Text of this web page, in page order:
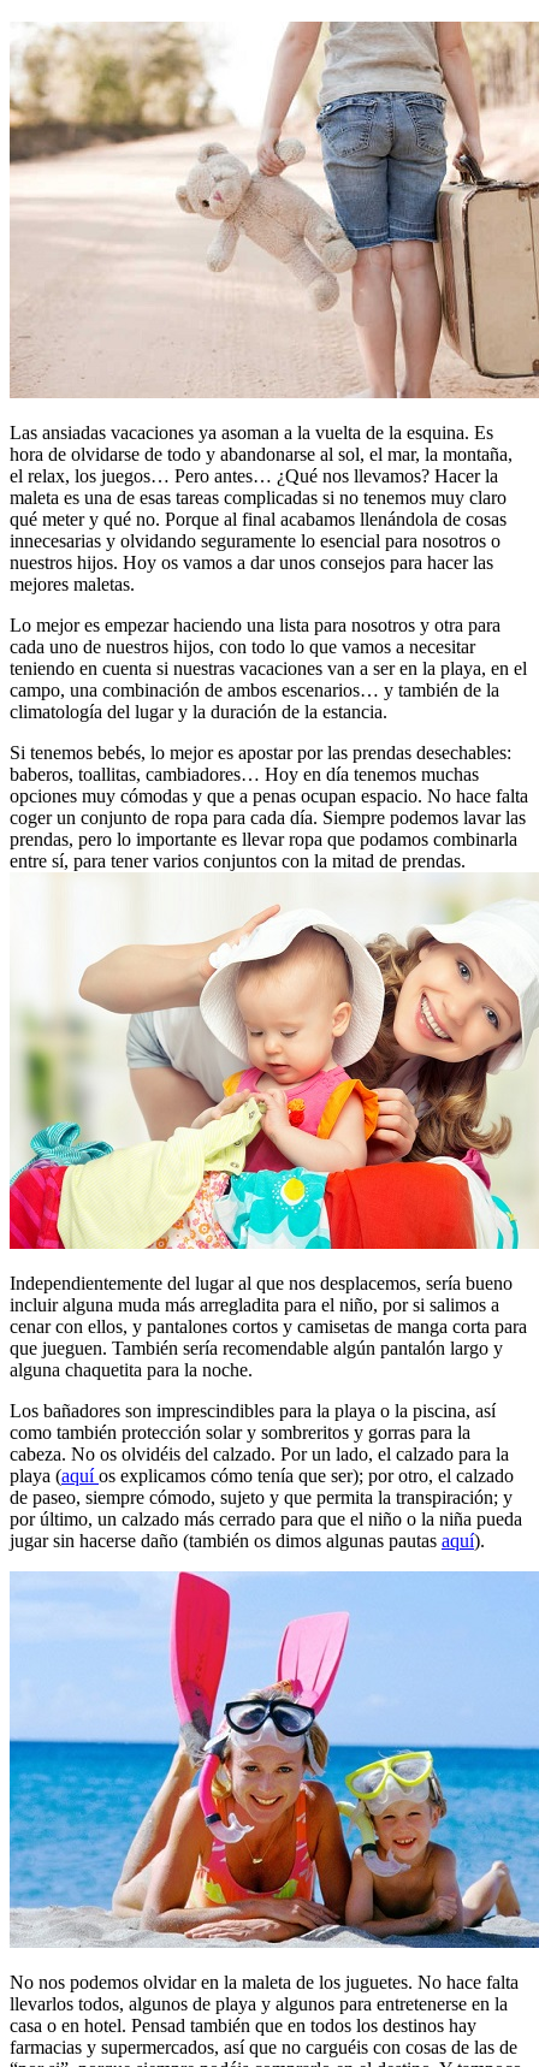
Las ansiadas vacaciones ya asoman a la vuelta de la esquina. Es
hora de olvidarse de todo y abandonarse al sol, el mar, la montaña,
el relax, los juegos… Pero antes… ¿Qué nos llevamos? Hacer la
maleta es una de esas tareas complicadas si no tenemos muy claro
qué meter y qué no. Porque al final acabamos llenándola de cosas
innecesarias y olvidando seguramente lo esencial para nosotros o
nuestros hijos. Hoy os vamos a dar unos consejos para hacer las
mejores maletas.
Lo mejor es empezar haciendo una lista para nosotros y otra para
cada uno de nuestros hijos, con todo lo que vamos a necesitar
teniendo en cuenta si nuestras vacaciones van a ser en la playa, en el
campo, una combinación de ambos escenarios… y también de la
climatología del lugar y la duración de la estancia.
Si tenemos bebés, lo mejor es apostar por las prendas desechables:
baberos, toallitas, cambiadores… Hoy en día tenemos muchas
opciones muy cómodas y que a penas ocupan espacio. No hace falta
coger un conjunto de ropa para cada día. Siempre podemos lavar las
prendas, pero lo importante es llevar ropa que podamos combinarla
entre sí, para tener varios conjuntos con la mitad de prendas.
Independientemente del lugar al que nos desplacemos, sería bueno
incluir alguna muda más arregladita para el niño, por si salimos a
cenar con ellos, y pantalones cortos y camisetas de manga corta para
que jueguen. También sería recomendable algún pantalón largo y
alguna chaquetita para la noche.
Los bañadores son imprescindibles para la playa o la piscina, así
como también protección solar y sombreritos y gorras para la
cabeza. No os olvidéis del calzado. Por un lado, el calzado para la
playa (aquíos explicamos cómo tenía que ser); por otro, el calzado
de paseo, siempre cómodo, sujeto y que permita la transpiración; y
por último, un calzado más cerrado para que el niño o la niña pueda
jugar sin hacerse daño (también os dimos algunas pautas aquí).
No nos podemos olvidar en la maleta de los juguetes. No hace falta
llevarlos todos, algunos de playa y algunos para entretenerse en la
casa o en hotel. Pensad también que en todos los destinos hay
farmacias y supermercados, así que no carguéis con cosas de las de